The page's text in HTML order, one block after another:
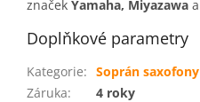
značek Yamaha, Miyazawa a
Doplňkové parametry
Kategorie: Soprán saxofony
Záruka:
4 roky